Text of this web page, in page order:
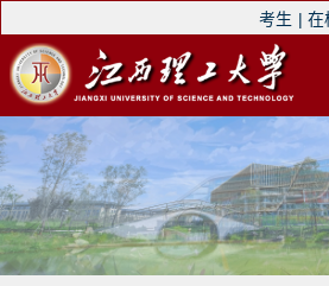
考生 | 在